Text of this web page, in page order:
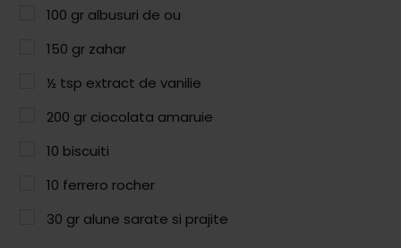
Paste & Risotto
Patiserie
Aluaturi Sărate
100 gr albusuri de ou
150 gr zahar
½ tsp extract de vanilie
200 gr ciocolata amaruie
10 biscuiti
10 ferrero rocher
30 gr alune sarate si prajite